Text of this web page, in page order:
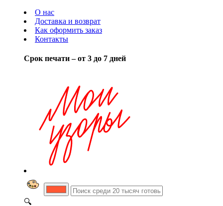
О нас
Доставка и возврат
Как оформить заказ
Контакты
Срок печати – от 3 до 7 дней
🔍